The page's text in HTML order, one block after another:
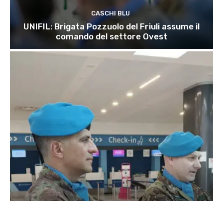
CASCHI BLU
UNIFIL: Brigata Pozzuolo del Friuli assume il
comando del settore Ovest